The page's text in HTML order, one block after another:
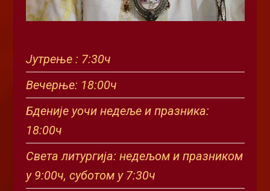
Јутрење : 7:30ч
Вечерње: 18:00ч
Бденије уочи недеље и празника:
18:00ч
Света литургија: недељом и празником
у 9:00ч, суботом у 7:30ч